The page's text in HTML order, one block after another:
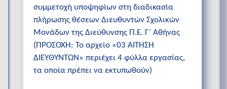
συμμετοχή υποψηφίων στη διαδικασία
πλήρωσης θέσεων Διευθυντών Σχολικών
Μονάδων της Διεύθυνσης Π.Ε. Γ΄ Αθήνας
(ΠΡΟΣΟΧΗ: Το αρχείο «03 ΑΙΤΗΣΗ
ΔΙΕΥΘΥΝΤΩΝ» περιέχει 4 φύλλα εργασίας,
τα οποία πρέπει να εκτυπωθούν)